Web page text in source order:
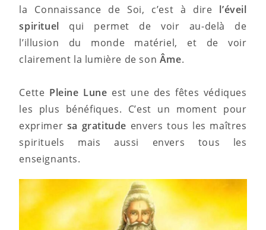
la Connaissance de Soi, c’est à dire l’éveil
spirituel qui permet de voir au-delà de
l’illusion du monde matériel, et de voir
clairement la lumière de son Âme.
Cette Pleine Lune est une des fêtes védiques
les plus bénéfiques. C’est un moment pour
exprimer sa gratitude envers tous les maîtres
spirituels mais aussi envers tous les
enseignants.